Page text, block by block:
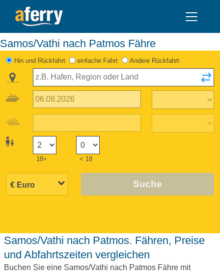
Samos/Vathi nach Patmos Fähre
Hin und Rückfahrt einfache Fahrt Andere Rückfahrt
18+ < 18
Suche
Samos/Vathi nach Patmos. Fähren, Preise
und Abfahrtszeiten vergleichen
Buchen Sie eine Samos/Vathi nach Patmos Fähre mit